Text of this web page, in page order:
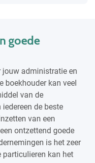
goede
jouw administratie en
boekhouder kan veel
van de
de beste
van een
ontzettend goede
is het zeer
particulieren kan het